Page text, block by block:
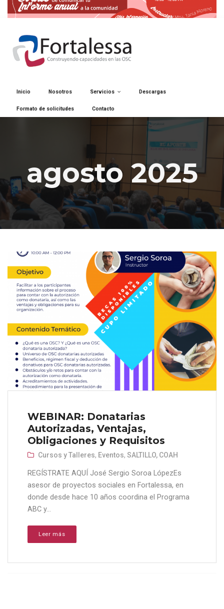
Inicio Nosotros Servicios Descargas
Formato de solicitudes Contacto
agosto 2025
WEBINAR: Donatarias
Autorizadas, Ventajas,
Obligaciones y Requisitos
Cursos y Talleres, Eventos, SALTILLO, COAH
REGÍSTRATE AQUÍ José Sergio Soroa LópezEs
asesor de proyectos sociales en Fortalessa, en
donde desde hace 10 años coordina el Programa
ABC y...
Leer más